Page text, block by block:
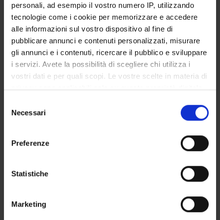
personali, ad esempio il vostro numero IP, utilizzando
tecnologie come i cookie per memorizzare e accedere
alle informazioni sul vostro dispositivo al fine di
pubblicare annunci e contenuti personalizzati, misurare
gli annunci e i contenuti, ricercare il pubblico e sviluppare
i servizi. Avete la possibilità di scegliere chi utilizza i
vostri dati e per quali scopi. Le vostre scelte in materia di
privacy sono applicabili solo su questa proprietà digitale
modificare o revocare il proprio consenso in qualsiasi
momento dalla Dichiarazione sui cookie o facendo clic
raccogliere informazioni sulla tua posizione
geografica, con un'approssimazione di qualche
Identificare il tuo dispositivo, scansionandolo
delNecessari
Preferenze
Statistiche
Marketing
SERVIZI DI SEGRETERIA STUDENTI
STRUTTURE DEL DIPARTIMENTO
LABORATORI DI RICERCA
CENTRI DI RICERCA
Contatti
Luoghi